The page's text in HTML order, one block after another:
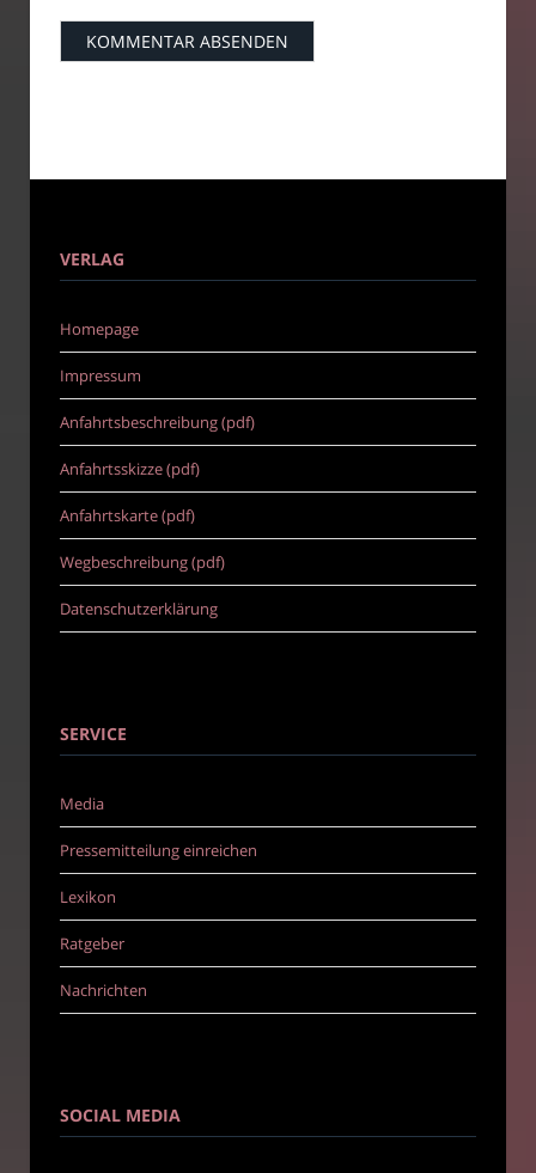
VERLAG
Homepage
Impressum
Anfahrtsbeschreibung (pdf)
Anfahrtsskizze (pdf)
Anfahrtskarte (pdf)
Wegbeschreibung (pdf)
Datenschutzerklärung
SERVICE
Media
Pressemitteilung einreichen
Lexikon
Ratgeber
Nachrichten
SOCIAL MEDIA